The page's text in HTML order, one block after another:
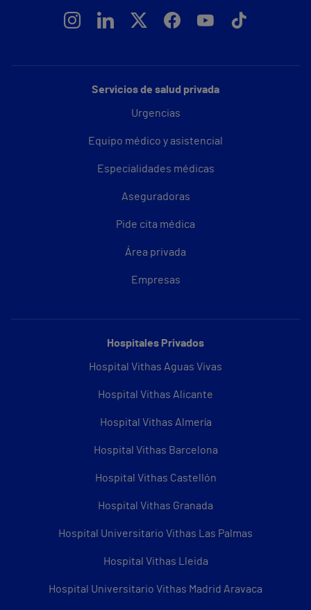
Servicios de salud privada
Urgencias
Equipo médico y asistencial
Especialidades médicas
Aseguradoras
Pide cita médica
Área privada
Empresas
Hospitales Privados
Hospital Vithas Aguas Vivas
Hospital Vithas Alicante
Hospital Vithas Almería
Hospital Vithas Barcelona
Hospital Vithas Castellón
Hospital Vithas Granada
Hospital Universitario Vithas Las Palmas
Hospital Vithas Lleida
Hospital Universitario Vithas Madrid Aravaca